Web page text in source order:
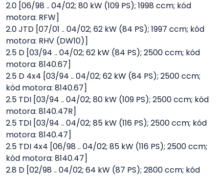
2.0 [06/98 .. 04/02; 80 kW (109 PS); 1998 ccm; kód
motora: RFW]
2.0 JTD [07/01 .. 04/02; 62 kW (84 PS); 1997 ccm; kód
motora: RHV (DW10)]
2.5 D [03/94 .. 04/02; 62 kW (84 PS); 2500 ccm; kód
motora: 8140.67]
2.5 D 4x4 [03/94 .. 04/02; 62 kW (84 PS); 2500 ccm;
kód motora: 8140.67]
2.5 TDI [03/94 .. 04/02; 80 kW (109 PS); 2500 ccm; kód
motora: 8140.47R]
2.5 TDI [03/94 .. 04/02; 85 kW (116 PS); 2500 ccm; kód
motora: 8140.47]
2.5 TDI 4x4 [06/98 .. 04/02; 85 kW (116 PS); 2500 ccm;
kód motora: 8140.47]
2.8 D [02/98 .. 04/02; 64 kW (87 PS); 2800 ccm; kód